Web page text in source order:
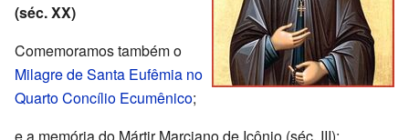
(séc. XX)
Comemoramos também o
Milagre de Santa Eufêmia no
Quarto Concílio Ecumênico;
e a memória do Mártir Marciano de Icônio (séc. III);